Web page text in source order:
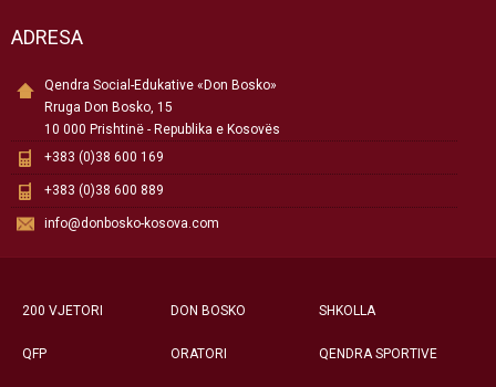
ADRESA
Qendra Social-Edukative «Don Bosko»
Rruga Don Bosko, 15
10 000 Prishtinë - Republika e Kosovës
+383 (0)38 600 169
+383 (0)38 600 889
info@donbosko-kosova.com
200 VJETORI DON BOSKO SHKOLLA
QFP ORATORI QENDRA SPORTIVE